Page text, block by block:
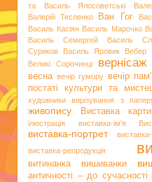
та Василь Ялосоветські
Валерій Тесленко
Ван Гог
Василь Касіян Василь Марочко
Василь Семергей
Василь
Суриков
Василь Яровик Вебер
Великі Сорочинці вернісаж
весна вечір гумору вечір
постаті культури та
художники
вирізування з
живопису
Виставка
ілюстрація
виставка-ім'я
виставка-портрет
виставка-репродукція
витинанка вишиванки
античності – до сучасності